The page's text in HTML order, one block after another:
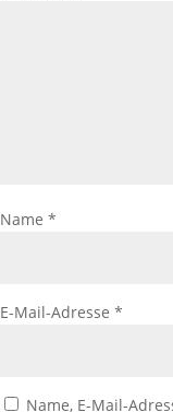
Name *
E-Mail-Adresse *
Name, E-Mail-